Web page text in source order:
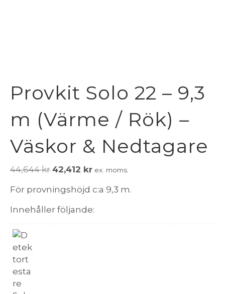
Provkit Solo 22 – 9,3
m (Värme / Rök) –
Väskor & Nedtagare
44,644kr Det
priset
var:
44,644 kr.
42,412 krDet
priset
ex. moms.
För provningshöjd c:a 9,3 m.
Innehåller följande: